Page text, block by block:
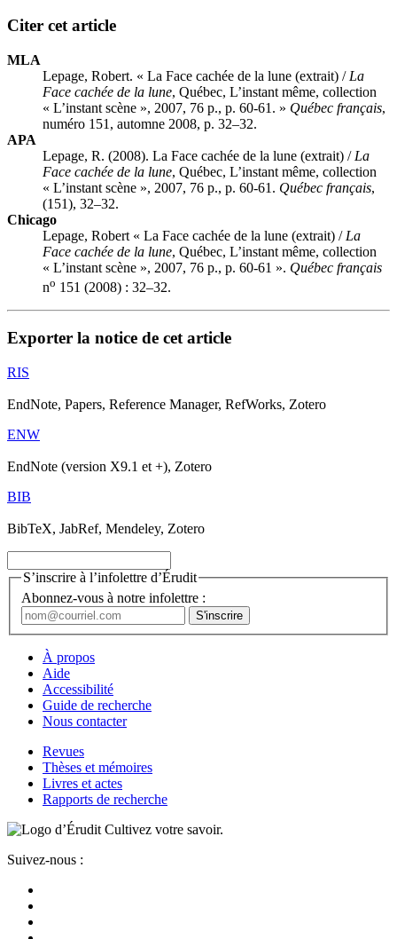
Citer cet article
MLA
Lepage, Robert. « La Face cachée de la lune (extrait) / La
Face cachée de la lune, Québec, L’instant même, collection
« L’instant scène », 2007, 76 p., p. 60-61. » Québec français,
numéro 151, automne 2008, p. 32–32.
APA
Lepage, R. (2008). La Face cachée de la lune (extrait) / La
Face cachée de la lune, Québec, L’instant même, collection
« L’instant scène », 2007, 76 p., p. 60-61. Québec français,
(151), 32–32.
Chicago
Lepage, Robert « La Face cachée de la lune (extrait) / La
Face cachée de la lune, Québec, L’instant même, collection
« L’instant scène », 2007, 76 p., p. 60-61 ». Québec français
no 151 (2008) : 32–32.
Exporter la notice de cet article
RIS
EndNote, Papers, Reference Manager, RefWorks, Zotero
ENW
EndNote (version X9.1 et +), Zotero
BIB
BibTeX, JabRef, Mendeley, Zotero
S’inscrire à l’infolettre d’Érudit
Abonnez-vous à notre infolettre :
À propos
Aide
Accessibilité
Guide de recherche
Nous contacter
Revues
Thèses et mémoires
Livres et actes
Rapports de recherche
Cultivez votre savoir.
Suivez-nous :